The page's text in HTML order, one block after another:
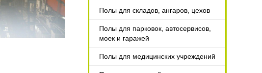
Полы для складов, ангаров, цехов
Полы для парковок, автосервисов,
моек и гаражей
Полы для медицинских учреждений